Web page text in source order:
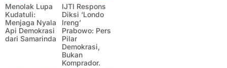
Menolak Lupa
Kudatuli:
Menjaga Nyala
Api Demokrasi
dari Samarinda
IJTI Respons
Diksi ‘Londo
Ireng’
Prabowo: Pers
Pilar
Demokrasi,
Bukan
Komprador.